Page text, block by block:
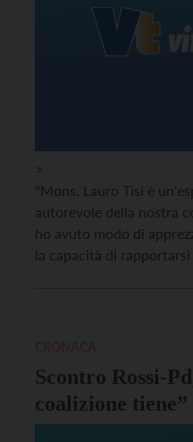
>
"Mons. Lauro Tisi è
autorevole della nostra
ho avuto modo di
la capacità di
Scontro Rossi-
coalizione tiene”